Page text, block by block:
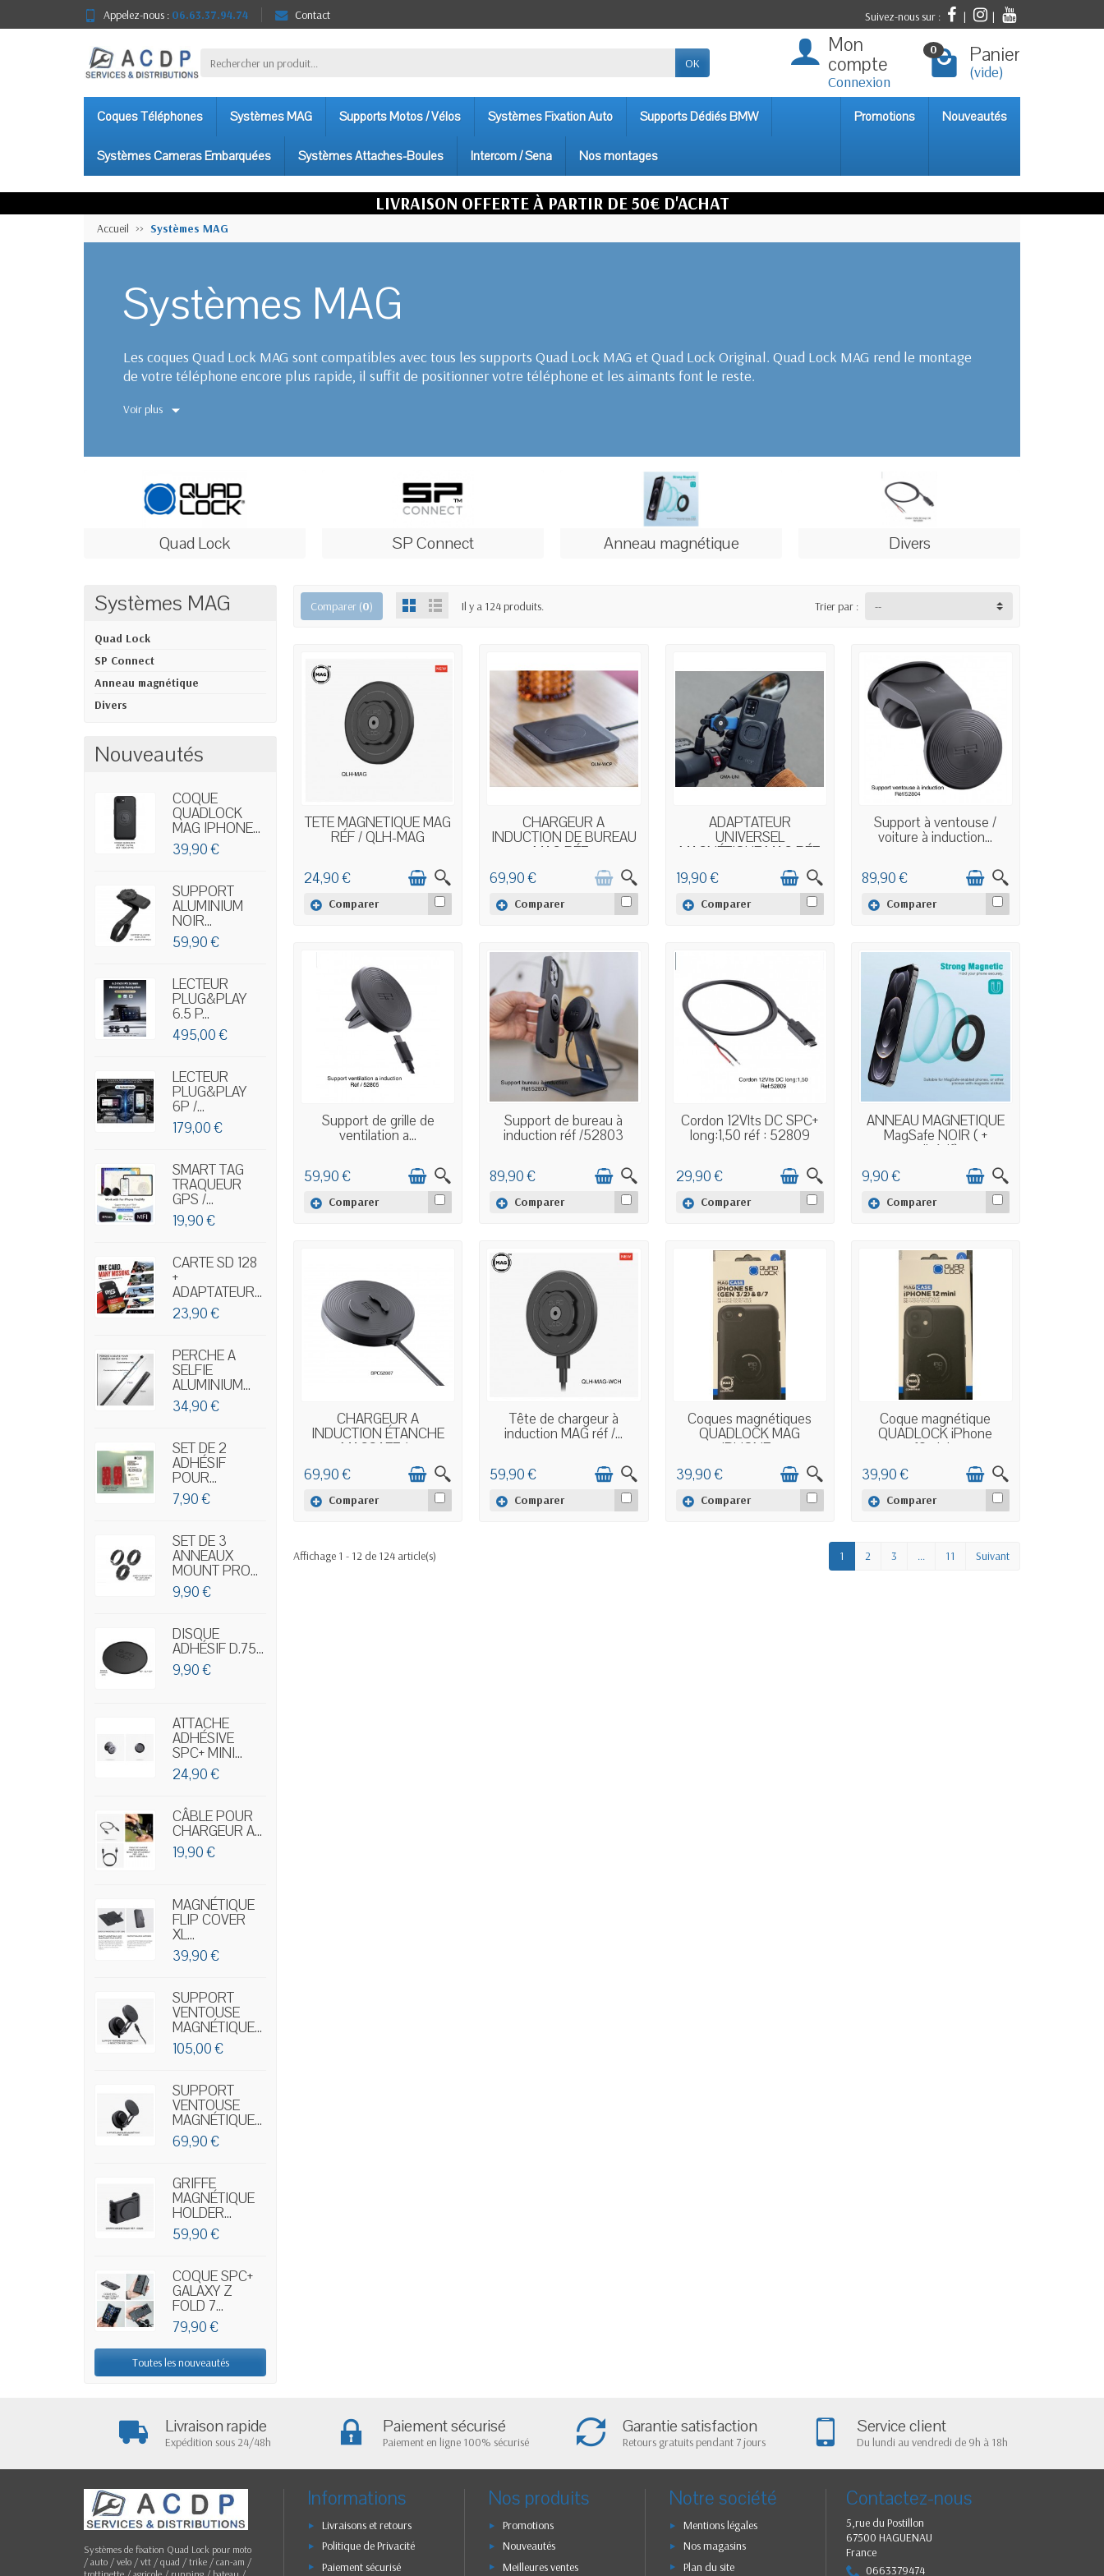
Appelez-nous : 06.63.37.94.74 Contact Suivez-nous sur : | |
OK
Mon
compte
Connexion
0 Panier
(vide)
Coques Téléphones Systèmes MAG Supports Motos / Vélos Systèmes Fixation Auto Supports Dédiés BMW
Systèmes Cameras Embarquées Systèmes Attaches-Boules Intercom / Sena Nos montages
Promotions Nouveautés
LIVRAISON OFFERTE À PARTIR DE 50€ D'ACHAT
Accueil Systèmes MAG
Systèmes MAG
Les coques Quad Lock MAG sont compatibles avec tous les supports Quad Lock MAG et Quad Lock Original. Quad Lock MAG rend le montage
de votre téléphone encore plus rapide, il suffit de positionner votre téléphone et les aimants font le reste.
Voir plus
Quad Lock SP Connect Anneau magnétique Divers
Systèmes MAG
Quad Lock
SP Connect
Anneau magnétique
Divers
Nouveautés
COQUE
QUADLOCK
MAG IPHONE...
39,90 €
SUPPORT
ALUMINIUM
NOIR...
59,90 €
LECTEUR
PLUG&PLAY
6.5 P...
495,00 €
LECTEUR
PLUG&PLAY
6P /...
179,00 €
SMART TAG
TRAQUEUR
GPS /...
19,90 €
CARTE SD 128
+
ADAPTATEUR...
23,90 €
PERCHE A
SELFIE
ALUMINIUM...
34,90 €
SET DE 2
ADHÉSIF
POUR...
7,90 €
SET DE 3
ANNEAUX
MOUNT PRO...
9,90 €
DISQUE
ADHÉSIF D.75...
9,90 €
ATTACHE
ADHÉSIVE
SPC+ MINI...
24,90 €
CÂBLE POUR
CHARGEUR A...
19,90 €
MAGNÉTIQUE
FLIP COVER
XL...
39,90 €
SUPPORT
VENTOUSE
MAGNÉTIQUE...
105,00 €
SUPPORT
VENTOUSE
MAGNÉTIQUE...
69,90 €
GRIFFE
MAGNÉTIQUE
HOLDER...
59,90 €
COQUE SPC+
GALAXY Z
FOLD 7...
79,90 €
Toutes les nouveautés
Comparer (0) Il y a 124 produits. Trier par :
EN STOCK
TÊTE MAGNÉTIQUE MAG
RÉF / QLH-MAG
24,90 €
Comparer
STOCK ÉPUISÉ
CHARGEUR À
INDUCTION DE BUREAU
MAG RÉF...
69,90 €
Comparer
EN STOCK
ADAPTATEUR
UNIVERSEL
MAGNÉTIQUE MAG RÉF
19,90 €
Comparer
EN STOCK
Support à ventouse /
voiture à induction...
89,90 €
Comparer
EN STOCK
Support de grille de
ventilation a...
59,90 €
Comparer
EN STOCK
Support de bureau à
induction réf /52803
89,90 €
Comparer
EN STOCK
Cordon 12Vlts DC SPC+
long:1,50 réf : 52809
29,90 €
Comparer
EN STOCK
ANNEAU MAGNÉTIQUE
MagSafe NOIR ( +
adhésif)
9,90 €
Comparer
EN STOCK
CHARGEUR À
INDUCTION ÉTANCHE
MAGSAFE /...
69,90 €
Comparer
EN STOCK
Tête de chargeur à
induction MAG réf /...
59,90 €
Comparer
EN STOCK
Coques magnétiques
QUADLOCK MAG
IPHONE...
39,90 €
Comparer
EN STOCK
Coque magnétique
QUADLOCK iPhone
12mini...
39,90 €
Comparer
Affichage 1 - 12 de 124 article(s) 1 2 3 ... 11 Suivant
Livraison rapide
Expédition sous 24/48h
Paiement sécurisé
Paiement en ligne 100% sécurisé
Garantie satisfaction
Retours gratuits pendant 7 jours
Service client
Du lundi au vendredi de 9h à 18h
Systèmes de fixation Quad Lock pour moto
/ auto / velo / vtt / quad / trike / can-am /
Informations
Livraisons et retours
Politique de Privacité
Paiement sécurisé
Nos produits
Promotions
Nouveautés
Meilleures ventes
Notre société
Mentions légales
Nos magasins
Plan du site
Contactez-nous
5,rue du Postillon
67500 HAGUENAU
France
0663379474